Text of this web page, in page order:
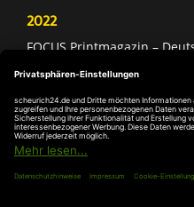
2022
FOCUS Printmagazin –
Deutschland Test – Bester
FOCUS Money –
DIE WELT – Service-
DIE WELT –
Antriebe)